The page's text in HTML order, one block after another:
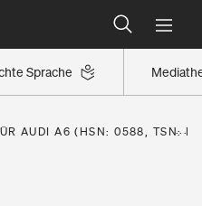
Sprache
finden
eingestuft
finden
AUDI A6 (HSN: 0588, TSN: